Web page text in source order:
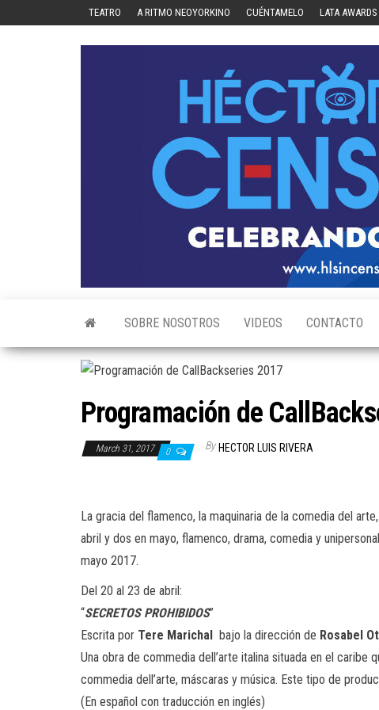
TEATRO A RITMO NEOYORKINO CUÉNTAMELO LATA AWARDS
SOBRE NOSOTROS VIDEOS CONTACTO
Programación de
March 31, 2017 0 By HECTOR LUIS RIVERA
La gracia del flamenco, la maquinaria de la comedia del
abril y dos en mayo, flamenco, drama, comedia y
mayo 2017.
Del 20 al 23 de abril:
“SECRETOS PROHIBIDOS”
Escrita por Tere Marichal bajo la dirección de Rosabel
Una obra de commedia dell’arte italina situada en el
commedia dell’arte, máscaras y música. Este tipo de
(En español con traducción en inglés)